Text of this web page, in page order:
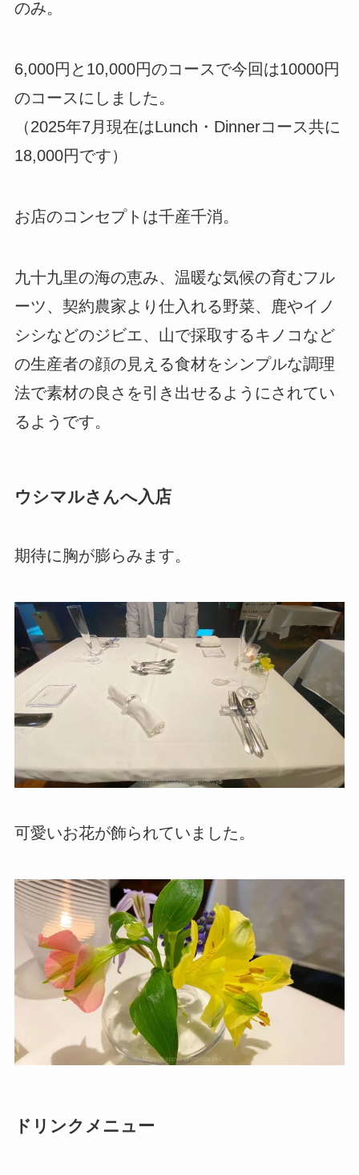
のみ。
6,000円と10,000円のコースで今回は10000円
のコースにしました。
（2025年7月現在はLunch・Dinnerコース共に
18,000円です）
お店のコンセプトは千産千消。
九十九里の海の恵み、温暖な気候の育むフル
ーツ、契約農家より仕入れる野菜、鹿やイノ
シシなどのジビエ、山で採取するキノコなど
の生産者の顔の見える食材をシンプルな調理
法で素材の良さを引き出せるようにされてい
るようです。
ウシマルさんへ入店
期待に胸が膨らみます。
可愛いお花が飾られていました。
ドリンクメニュー